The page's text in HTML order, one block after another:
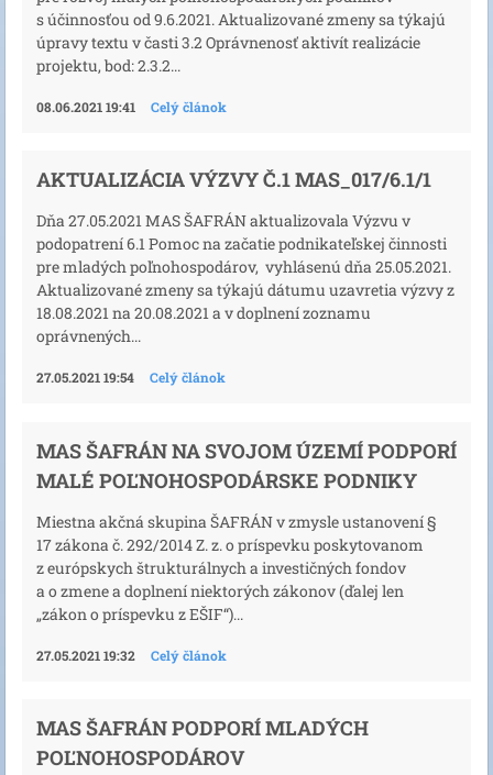
s účinnosťou od 9.6.2021. Aktualizované zmeny sa týkajú
úpravy textu v časti 3.2 Oprávnenosť aktivít realizácie
projektu, bod: 2.3.2...
08.06.2021 19:41 Celý článok
AKTUALIZÁCIA VÝZVY Č.1 MAS_017/6.1/1
Dňa 27.05.2021 MAS ŠAFRÁN aktualizovala Výzvu v
podopatrení 6.1 Pomoc na začatie podnikateľskej činnosti
pre mladých poľnohospodárov, vyhlásenú dňa 25.05.2021.
Aktualizované zmeny sa týkajú dátumu uzavretia výzvy z
18.08.2021 na 20.08.2021 a v doplnení zoznamu
oprávnených...
27.05.2021 19:54 Celý článok
MAS ŠAFRÁN NA SVOJOM ÚZEMÍ PODPORÍ
MALÉ POĽNOHOSPODÁRSKE PODNIKY
Miestna akčná skupina ŠAFRÁN v zmysle ustanovení §
17 zákona č. 292/2014 Z. z. o príspevku poskytovanom
z európskych štrukturálnych a investičných fondov
a o zmene a doplnení niektorých zákonov (ďalej len
„zákon o príspevku z EŠIF“)...
27.05.2021 19:32 Celý článok
MAS ŠAFRÁN PODPORÍ MLADÝCH
POĽNOHOSPODÁROV